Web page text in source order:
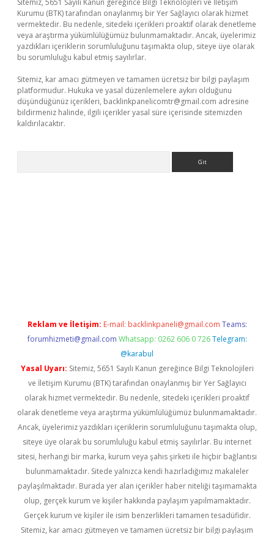
Sitemiz, 5651 Sayılı Kanun gereğince Bilgi Teknolojileri ve İletişim
Kurumu (BTK) tarafından onaylanmış bir Yer Sağlayıcı olarak hizmet
vermektedir. Bu nedenle, sitedeki içerikleri proaktif olarak denetleme
veya araştırma yükümlülüğümüz bulunmamaktadır. Ancak, üyelerimiz
yazdıkları içeriklerin sorumluluğunu taşımakta olup, siteye üye olarak
bu sorumluluğu kabul etmiş sayılırlar.
Sitemiz, kar amacı gütmeyen ve tamamen ücretsiz bir bilgi paylaşım
platformudur. Hukuka ve yasal düzenlemelere aykırı olduğunu
düşündüğünüz içerikleri, backlinkpanelicomtr@gmail.com adresine
bildirmeniz halinde, ilgili içerikler yasal süre içerisinde sitemizden
kaldırılacaktır.
Reklam ve İletişim: E-mail: backlinkpaneli@gmail.com Teams:
forumhizmeti@gmail.com Whatsapp: 0262 606 0 726 Telegram:
@karabul
Yasal Uyarı: Sitemiz, 5651 Sayılı Kanun gereğince Bilgi Teknolojileri
ve İletişim Kurumu (BTK) tarafından onaylanmış bir Yer Sağlayıcı
olarak hizmet vermektedir. Bu nedenle, sitedeki içerikleri proaktif
olarak denetleme veya araştırma yükümlülüğümüz bulunmamaktadır.
Ancak, üyelerimiz yazdıkları içeriklerin sorumluluğunu taşımakta olup,
siteye üye olarak bu sorumluluğu kabul etmiş sayılırlar. Bu internet
sitesi, herhangi bir marka, kurum veya şahıs şirketi ile hiçbir bağlantısı
bulunmamaktadır. Sitede yalnızca kendi hazırladığımız makaleler
paylaşılmaktadır. Burada yer alan içerikler haber niteliği taşımamakta
olup, gerçek kurum ve kişiler hakkında paylaşım yapılmamaktadır.
Gerçek kurum ve kişiler ile isim benzerlikleri tamamen tesadüfidir.
Sitemiz, kar amacı gütmeyen ve tamamen ücretsiz bir bilgi paylaşım